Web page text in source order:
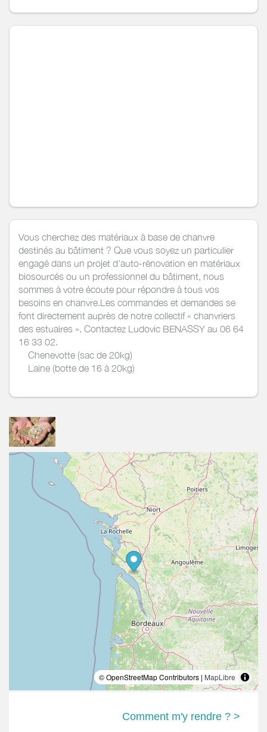
Vous cherchez des matériaux à base de chanvre
destinés au bâtiment ? Que vous soyez un particulier
engagé dans un projet d’auto-rénovation en matériaux
biosourcés ou un professionnel du bâtiment, nous
sommes à votre écoute pour répondre à tous vos
besoins en chanvre.Les commandes et demandes se
font directement auprès de notre collectif « chanvriers
des estuaires ». Contactez Ludovic BENASSY au 06 64
16 33 02.
Chenevotte (sac de 20kg)
Laine (botte de 16 à 20kg)
© OpenStreetMap Contributors | MapLibre
Comment m'y rendre ? >